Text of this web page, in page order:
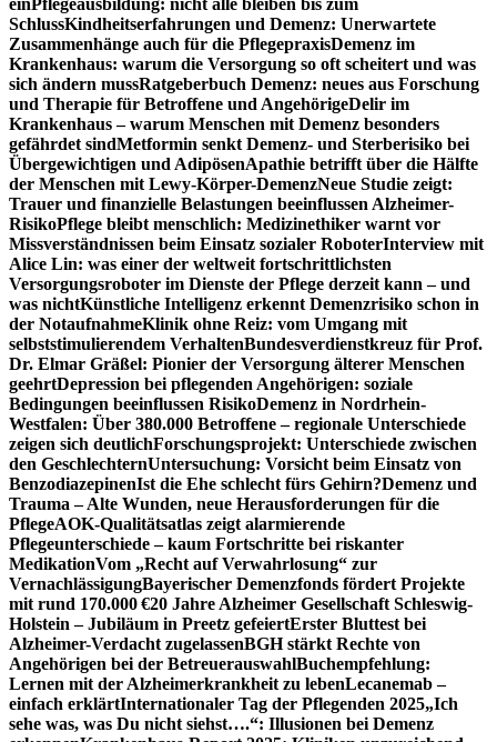
einPflegeausbildung: nicht alle bleiben bis zum
SchlussKindheitserfahrungen und Demenz: Unerwartete
Zusammenhänge auch für die PflegepraxisDemenz im
Krankenhaus: warum die Versorgung so oft scheitert und was
sich ändern mussRatgeberbuch Demenz: neues aus Forschung
und Therapie für Betroffene und AngehörigeDelir im
Krankenhaus – warum Menschen mit Demenz besonders
gefährdet sindMetformin senkt Demenz- und Sterberisiko bei
Übergewichtigen und AdipösenApathie betrifft über die Hälfte
der Menschen mit Lewy-Körper-DemenzNeue Studie zeigt:
Trauer und finanzielle Belastungen beeinflussen Alzheimer-
RisikoPflege bleibt menschlich: Medizinethiker warnt vor
Missverständnissen beim Einsatz sozialer RoboterInterview mit
Alice Lin: was einer der weltweit fortschrittlichsten
Versorgungsroboter im Dienste der Pflege derzeit kann – und
was nichtKünstliche Intelligenz erkennt Demenzrisiko schon in
der NotaufnahmeKlinik ohne Reiz: vom Umgang mit
selbststimulierendem VerhaltenBundesverdienstkreuz für Prof.
Dr. Elmar Gräßel: Pionier der Versorgung älterer Menschen
geehrtDepression bei pflegenden Angehörigen: soziale
Bedingungen beeinflussen RisikoDemenz in Nordrhein-
Westfalen: Über 380.000 Betroffene – regionale Unterschiede
zeigen sich deutlichForschungsprojekt: Unterschiede zwischen
den GeschlechternUntersuchung: Vorsicht beim Einsatz von
BenzodiazepinenIst die Ehe schlecht fürs Gehirn?Demenz und
Trauma – Alte Wunden, neue Herausforderungen für die
PflegeAOK-Qualitätsatlas zeigt alarmierende
Pflegeunterschiede – kaum Fortschritte bei riskanter
MedikationVom „Recht auf Verwahrlosung“ zur
VernachlässigungBayerischer Demenzfonds fördert Projekte
mit rund 170.000 €20 Jahre Alzheimer Gesellschaft Schleswig-
Holstein – Jubiläum in Preetz gefeiertErster Bluttest bei
Alzheimer-Verdacht zugelassenBGH stärkt Rechte von
Angehörigen bei der BetreuerauswahlBuchempfehlung:
Lernen mit der Alzheimerkrankheit zu lebenLecanemab –
einfach erklärtInternationaler Tag der Pflegenden 2025„Ich
sehe was, was Du nicht siehst….“: Illusionen bei Demenz